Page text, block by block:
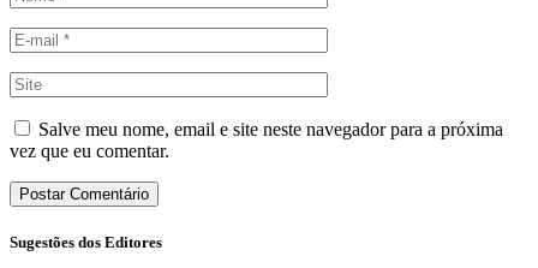
Salve meu nome, email e site neste navegador para a próxima
vez que eu comentar.
Sugestões dos Editores